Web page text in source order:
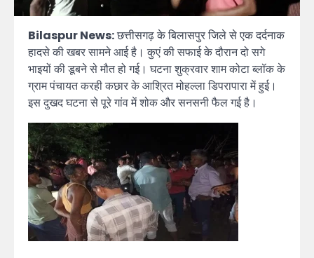
Bilaspur News:छत्तीसगढ़ के बिलासपुर जिले से एक दर्दनाक
हादसे की खबर सामने आई है। कुएं की सफाई के दौरान दो सगे
भाइयों की डूबने से मौत हो गई। घटना शुक्रवार शाम कोटा ब्लॉक के
ग्राम पंचायत करही कछार के आश्रित मोहल्ला डिपरापारा में हुई।
इस दुखद घटना से पूरे गांव में शोक और सनसनी फैल गई है।